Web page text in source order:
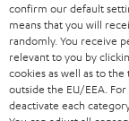
BLUETOOTH-
KOPFHÖRER
BLUETOOTH-
BLOG
NEWSLETTER
SCHWEIZ
NIEDERLANDE
confirm our default
means that you will
randomly. You receive
relevant to you by
cookies as well as to
outside the EU/EEA.
deactivate each